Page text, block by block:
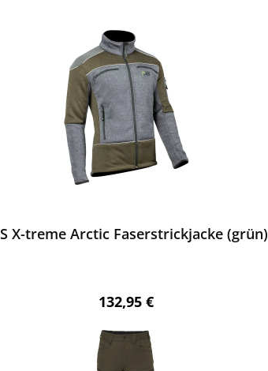
X-treme Arctic Faserstrickjacke (grün)
Regulärer Preis:
132,95 €